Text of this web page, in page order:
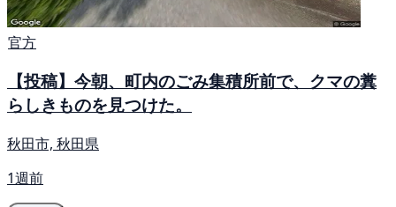
官方
【投稿】今朝、町内のごみ集積所前で、クマの糞
らしきものを見つけた。
秋田市, 秋田県
1週前